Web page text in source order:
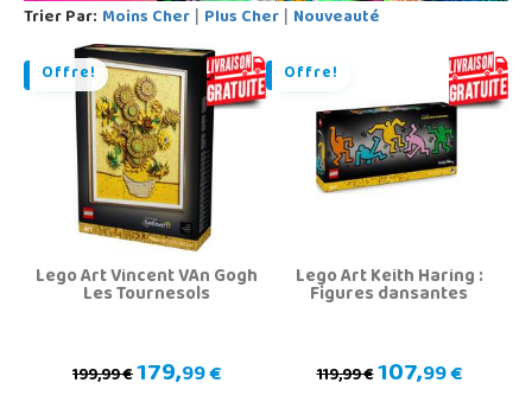
Trier Par: Moins Cher | Plus Cher | Nouveauté
Offre!
Lego Art Vincent VAn Gogh
Les Tournesols
199,99 €179,99 €
Offre!
Lego Art Keith Haring :
Figures dansantes
119,99 €107,99 €